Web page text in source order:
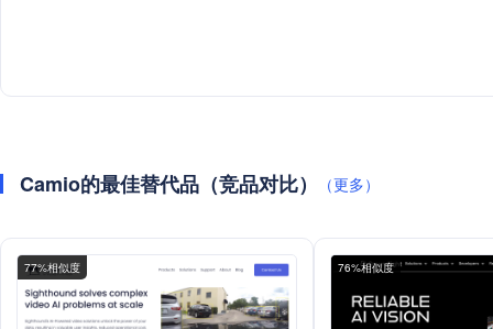
Camio的最佳替代品（竞品对比） （更多）
77%相似度 76%相似度